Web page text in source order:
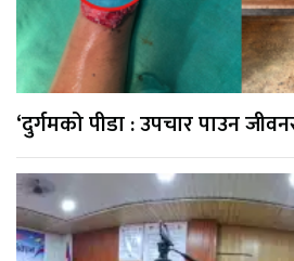
‘दुर्गमको पीडा : उपचार पाउन